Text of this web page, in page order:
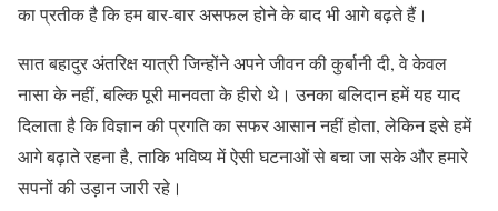
का प्रतीक है कि हम बार-बार असफल होने के बाद भी आगे बढ़ते हैं।
सात बहादुर अंतरिक्ष यात्री जिन्होंने अपने जीवन की कुर्बानी दी, वे केवल
नासा के नहीं, बल्कि पूरी मानवता के हीरो थे। उनका बलिदान हमें यह याद
दिलाता है कि विज्ञान की प्रगति का सफर आसान नहीं होता, लेकिन इसे हमें
आगे बढ़ाते रहना है, ताकि भविष्य में ऐसी घटनाओं से बचा जा सके और हमारे
सपनों की उड़ान जारी रहे।